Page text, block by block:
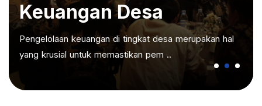
Keuangan Desa
Pengelolaan keuangan di tingkat desa merupakan hal
yang krusial untuk memastikan pem ..